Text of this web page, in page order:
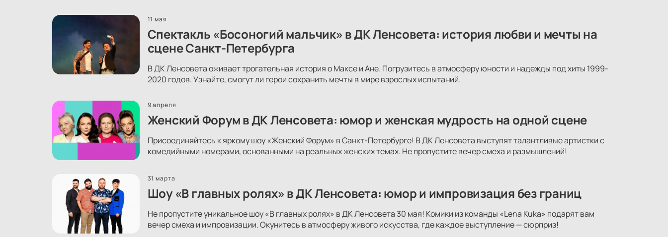
11 мая
Спектакль «Босоногий мальчик» в ДК Ленсовета: история любви и мечты на
сцене Санкт-Петербурга
В ДК Ленсовета оживает трогательная история о Максе и Ане. Погрузитесь в атмосферу юности и надежды под хиты 1999-
2020 годов. Узнайте, смогут ли герои сохранить мечты в мире взрослых испытаний.
9 апреля
Женский Форум в ДК Ленсовета: юмор и женская мудрость на одной сцене
Присоединяйтесь к яркому шоу «Женский Форум» в Санкт-Петербурге! В ДК Ленсовета выступят талантливые артистки с
комедийными номерами, основанными на реальных женских темах. Не пропустите вечер смеха и размышлений!
31 марта
Шоу «В главных ролях» в ДК Ленсовета: юмор и импровизация без границ
Не пропустите уникальное шоу «В главных ролях» в ДК Ленсовета 30 мая! Комики из команды «Lena Kuka» подарят вам
вечер смеха и импровизации. Окунитесь в атмосферу живого искусства, где каждое выступление — сюрприз!